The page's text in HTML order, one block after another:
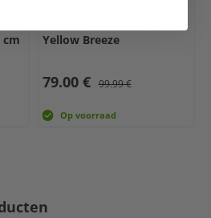
cm
Yellow Breeze
79.00 € 99.99 €
Op voorraad